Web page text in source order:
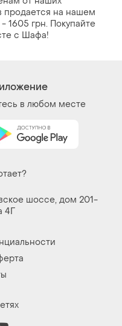
продается на нашем
1605 грн. Покупайте
с Шафа!
в любом месте
шоссе, дом 201-
4Г